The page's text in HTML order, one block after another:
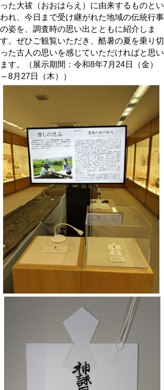
った大祓（おおはらえ）に由来するものとい
われ、今日まで受け継がれた地域の伝統行事
の姿を、調査時の思い出とともに紹介しま
す。ぜひご観覧いただき、酷暑の夏を乗り切
った古人の思いを感じていただければと思い
ます。（展示期間：令和8年7月24日（金）
～8月27日（木））